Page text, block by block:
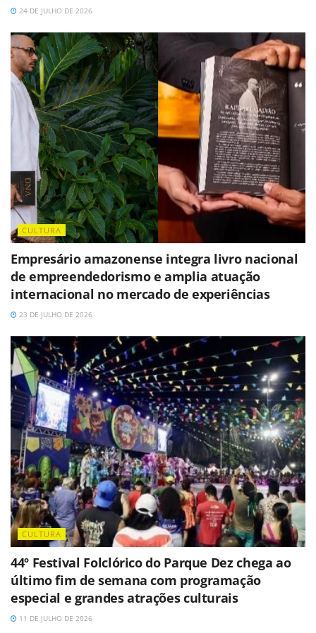
24 DE JULHO DE 2026
CULTURA
Empresário amazonense integra livro nacional
de empreendedorismo e amplia atuação
internacional no mercado de experiências
23 DE JULHO DE 2026
CULTURA
44º Festival Folclórico do Parque Dez chega ao
último fim de semana com programação
especial e grandes atrações culturais
11 DE JULHO DE 2026